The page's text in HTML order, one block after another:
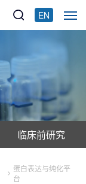
EN
临床前研究
蛋白表达与纯化平
台